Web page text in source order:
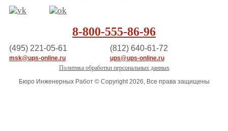
8-800-555-86-96
(495) 221-05-61
msk@ups-online.ru
(812) 640-61-72
ups@ups-online.ru
Политика обработки персональных данных
Бюро Инженерных Работ © Copyright 2026, Все права защищены